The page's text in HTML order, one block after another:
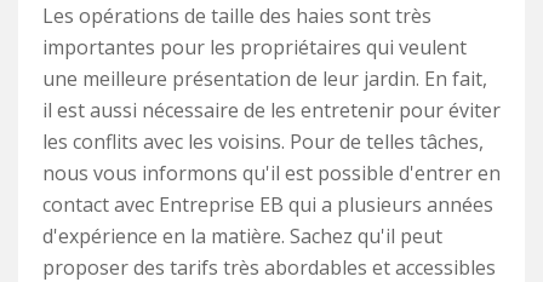
Les opérations de taille des haies sont très
importantes pour les propriétaires qui veulent
une meilleure présentation de leur jardin. En fait,
il est aussi nécessaire de les entretenir pour éviter
les conflits avec les voisins. Pour de telles tâches,
nous vous informons qu'il est possible d'entrer en
contact avec Entreprise EB qui a plusieurs années
d'expérience en la matière. Sachez qu'il peut
proposer des tarifs très abordables et accessibles